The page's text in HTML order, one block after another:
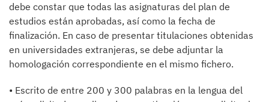
debe constar que todas las asignaturas del plan de
estudios están aprobadas, así como la fecha de
finalización. En caso de presentar titulaciones obtenidas
en universidades extranjeras, se debe adjuntar la
homologación correspondiente en el mismo fichero.
• Escrito de entre 200 y 300 palabras en la lengua del